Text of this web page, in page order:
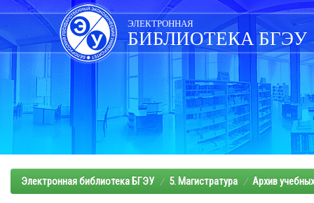
Skip
navigation
ЭЛЕКТРОННАЯ
БИБЛИОТЕКА БГЭУ
Электронная библиотека БГЭУ 5. Магистратура Архив